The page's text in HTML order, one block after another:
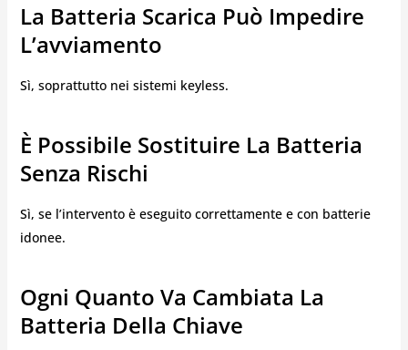
La Batteria Scarica Può Impedire
L’avviamento
Sì, soprattutto nei sistemi keyless.
È Possibile Sostituire La Batteria
Senza Rischi
Sì, se l’intervento è eseguito correttamente e con batterie
idonee.
Ogni Quanto Va Cambiata La
Batteria Della Chiave